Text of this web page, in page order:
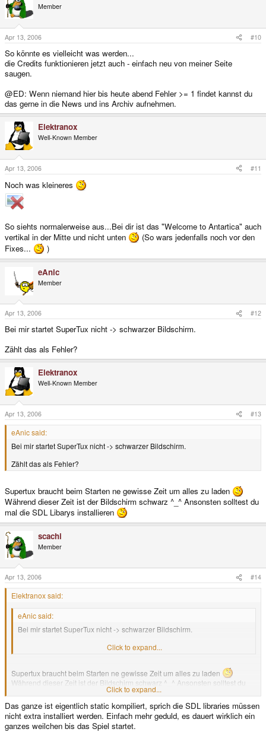
Member
Apr 13, 2006 #10
So könnte es vielleicht was werden...
die Credits funktionieren jetzt auch - einfach neu von meiner Seite
saugen.
@ED: Wenn niemand hier bis heute abend Fehler >= 1 findet kannst du
das gerne in die News und ins Archiv aufnehmen.
Elektranox
Well-Known Member
Apr 13, 2006 #11
Noch was kleineres
So siehts normalerweise aus...Bei dir ist das "Welcome to Antartica" auch
vertikal in der Mitte und nicht unten
(So wars jedenfalls noch vor den
Fixes...
)
eAnic
Member
Apr 13, 2006 #12
Bei mir startet SuperTux nicht -> schwarzer Bildschirm.
Zählt das als Fehler?
Elektranox
Well-Known Member
Apr 13, 2006 #13
eAnic said:
Bei mir startet SuperTux nicht -> schwarzer Bildschirm.
Zählt das als Fehler?
Supertux braucht beim Starten ne gewisse Zeit um alles zu laden
Während dieser Zeit ist der Bildschirm schwarz ^_^ Ansonsten solltest du
mal die SDL Libarys installieren
scachi
Member
Apr 13, 2006 #14
Elektranox said:
eAnic said:
Bei mir startet SuperTux nicht -> schwarzer Bildschirm.
Click to expand...
Supertux braucht beim Starten ne gewisse Zeit um alles zu laden
Während dieser Zeit ist der Bildschirm schwarz ^_^ Ansonsten solltest du
mal die SDL Libarys installierenClick to expand...
Das ganze ist eigentlich static kompiliert, sprich die SDL libraries müssen
nicht extra installiert werden. Einfach mehr geduld, es dauert wirklich ein
ganzes weilchen bis das Spiel startet.